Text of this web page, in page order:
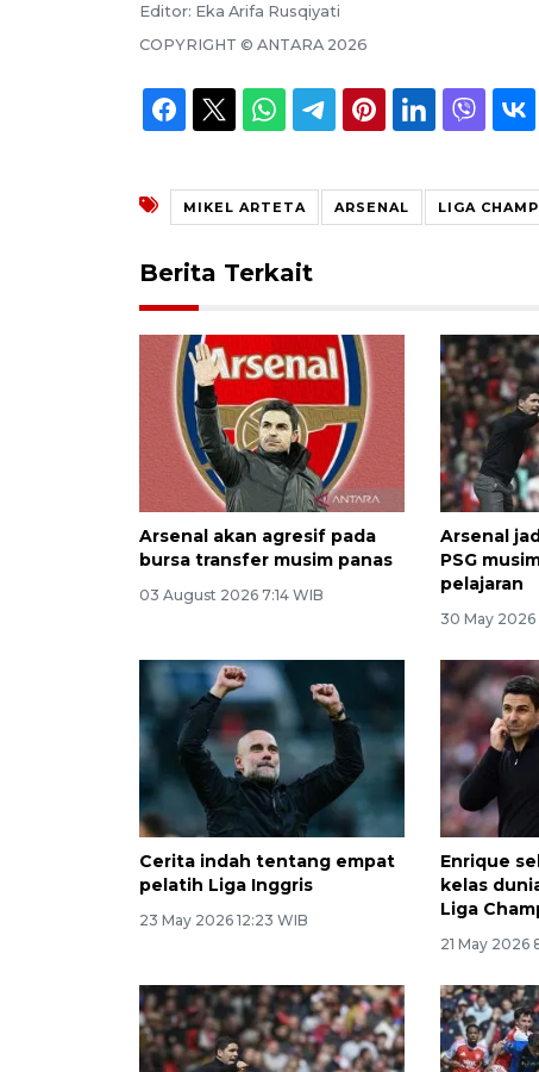
Editor: Eka Arifa Rusqiyati
COPYRIGHT © ANTARA 2026
MIKEL ARTETA ARSENAL LIGA
Berita Terkait
Arsenal akan agresif pada
bursa transfer musim panas
03 August 2026 7:14 WIB
Arsenal
PSG
pelajaran
30 May 2026
Cerita indah tentang empat
pelatih Liga Inggris
23 May 2026 12:23 WIB
Enrique
kelas
Liga
21 May 2026